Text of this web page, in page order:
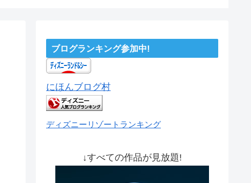
ブログランキング参加中!
にほんブログ村
ディズニーリゾートランキング
↓すべての作品が見放題!